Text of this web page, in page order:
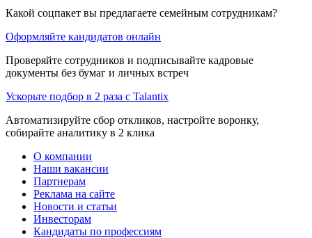
Какой соцпакет вы предлагаете семейным сотрудникам?
Оформляйте кандидатов онлайн
Проверяйте сотрудников и подписывайте кадровые
документы без бумаг и личных встреч
Ускорьте подбор в 2 раза с Talantix
Автоматизируйте сбор откликов, настройте воронку,
собирайте аналитику в 2 клика
О компании
Наши вакансии
Партнерам
Реклама на сайте
Новости и статьи
Инвесторам
Кандидаты по профессиям